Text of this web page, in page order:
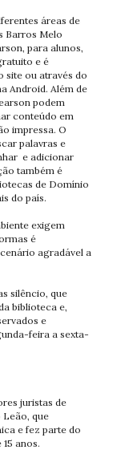
áreas de
Barros Melo
para alunos,
e é
site ou através do
Android. Além de
podem
conteúdo em
impressa. O
palavras e
e adicionar
também é
de Domínio
do país.
exigem
é
agradável a
silêncio, que
biblioteca e,
e
feira a sexta-
juristas de
Leão, que
e fez parte do
anos.